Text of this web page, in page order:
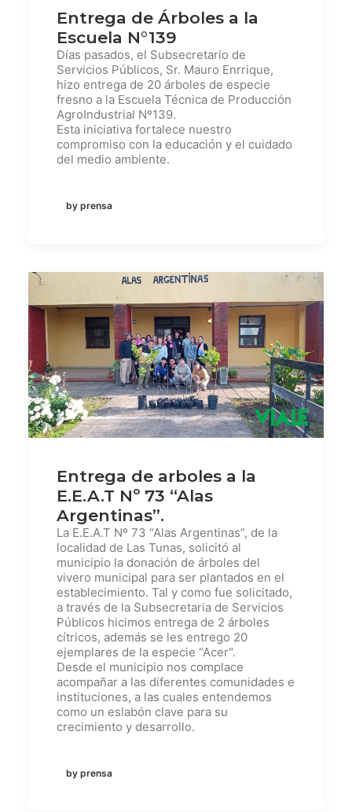
Entrega de Árboles a la
Escuela N°139
Días pasados, el Subsecretario de
Servicios Públicos, Sr. Mauro Enrrique,
hizo entrega de 20 árboles de especie
fresno a la Escuela Técnica de Producción
AgroIndustrial Nº139.
Esta iniciativa fortalece nuestro
compromiso con la educación y el cuidado
del medio ambiente.
by prensa
Entrega de arboles a la
E.E.A.T Nº 73 “Alas
Argentinas”.
La E.E.A.T Nº 73 “Alas Argentinas”, de la
localidad de Las Tunas, solicitó al
municipio la donación de árboles del
vivero municipal para ser plantados en el
establecimiento. Tal y como fue solicitado,
a través de la Subsecretaria de Servicios
Públicos hicimos entrega de 2 árboles
cítricos, además se les entrego 20
ejemplares de la especie “Acer".
Desde el municipio nos complace
acompañar a las diferentes comunidades e
instituciones, a las cuales entendemos
como un eslabón clave para su
crecimiento y desarrollo.
by prensa